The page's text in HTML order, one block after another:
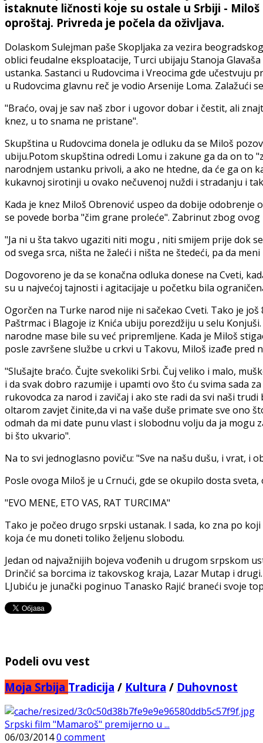
istaknute ličnosti koje su ostale u Srbiji -
oproštaj. Privreda je počela da oživljava.
Dolaskom Sulejman paše Skopljaka za vezira
oblici feudalne eksploatacije, Turci ubijaju Stanoja
ustanka. Sastanci u Rudovcima i Vreocima gde
u Rudovcima glavnu reč je vodio Arsenije Loma. Zalažući
"Braćo, ovaj je sav naš zbor i ugovor dobar i čestit, ali
knez, u to snama ne pristane".
Skupština u Rudovcima donela je odluku da se Miloš
ubiju.Potom skupština odredi Lomu i zakune ga da on to
narodnjem ustanku privoli, a ako ne htedne, da će ga on
kukavnoj sirotinji u ovako nečuvenoj nuždi i stradanju i
Kada je knez Miloš Obrenović uspeo da dobije odobrenje
se povede borba "čim grane proleće". Zabrinut zbog
"Ja ni u šta takvo ugaziti niti mogu , niti smijem prije dok
od svega srca, ništa ne žaleći i ništa ne štedeći, pa da
Dogovoreno je da se konačna odluka donese na Cveti,
su u najvećoj tajnosti i agitacijaje u početku bila
Ogorčen na Turke narod nije ni sačekao Cveti. Tako je
Paštrmac i Blagoje iz Knića ubiju porezdžiju u selu
narodne mase bile su već pripremljene. Kada je Miloš
posle završene službe u crkvi u Takovu, Miloš izađe pred
"Slušajte braćo. Čujte svekoliki Srbi. Čuj veliko i malo,
i da svak dobro razumije i upamti ovo što ću svima sada
rukovodca za narod i zavičaj i ako ste radi da svi naši
oltarom zavjet činite,da vi na vaše duše primate sve ono
odmah da mi date punu vlast i slobodnu volju da ja
bi što ukvario".
Na to svi jednoglasno poviču: "Sve na našu dušu, i vrat, i
Posle ovoga Miloš je u Crnući, gde se okupilo dosta
"EVO MENE, ETO VAS, RAT TURCIMA"
Tako je počeo drugo srpski ustanak. I sada, ko zna po
koja će mu doneti toliko željenu slobodu.
Jedan od najvažnijih bojeva vođenih u drugom srpskom
Drinčić sa borcima iz takovskog kraja, Lazar Mutap i
LJubiću je junački poginuo Tanasko Rajić braneći svoje
Podeli ovu vest
Moja Srbija Tradicija / Kultura / Duhovnost
Srpski film "Mamaroš" premijerno u ...
06/03/20140 comment